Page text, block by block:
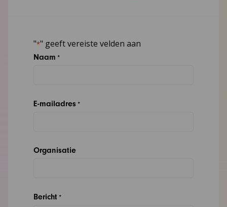
"*" geeft vereiste velden aan
Naam *
E-mailadres *
Organisatie
Bericht *